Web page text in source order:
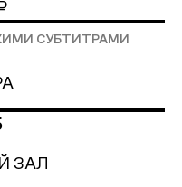
СУБТИТРАМИ
ЗАЛ